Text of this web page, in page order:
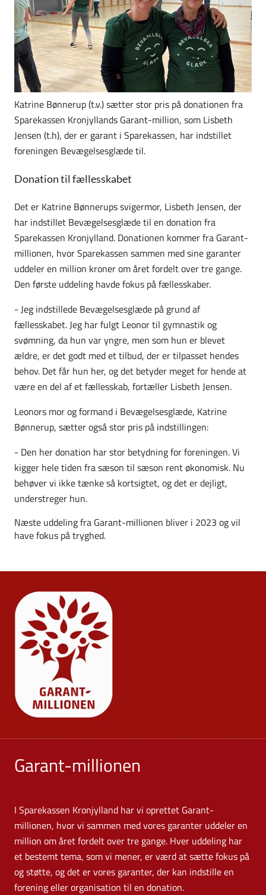
Katrine Bønnerup (t.v.) sætter stor pris på donationen fra
Sparekassen Kronjyllands Garant-million, som Lisbeth
Jensen (t.h), der er garant i Sparekassen, har indstillet
foreningen Bevægelsesglæde til.
Donation til fællesskabet
Det er Katrine Bønnerups svigermor, Lisbeth Jensen, der
har indstillet Bevægelsesglæde til en donation fra
Sparekassen Kronjylland. Donationen kommer fra Garant-
millionen, hvor Sparekassen sammen med sine garanter
uddeler en million kroner om året fordelt over tre gange.
Den første uddeling havde fokus på fællesskaber.
- Jeg indstillede Bevægelsesglæde på grund af
fællesskabet. Jeg har fulgt Leonor til gymnastik og
svømning, da hun var yngre, men som hun er blevet
ældre, er det godt med et tilbud, der er tilpasset hendes
behov. Det får hun her, og det betyder meget for hende at
være en del af et fællesskab, fortæller Lisbeth Jensen.
Leonors mor og formand i Bevægelsesglæde, Katrine
Bønnerup, sætter også stor pris på indstillingen:
- Den her donation har stor betydning for foreningen. Vi
kigger hele tiden fra sæson til sæson rent økonomisk. Nu
behøver vi ikke tænke så kortsigtet, og det er dejligt,
understreger hun.
Næste uddeling fra Garant-millionen bliver i 2023 og vil
have fokus på tryghed.
Garant-millionen
I Sparekassen Kronjylland har vi oprettet Garant-
millionen, hvor vi sammen med vores garanter uddeler en
million om året fordelt over tre gange. Hver uddeling har
et bestemt tema, som vi mener, er værd at sætte fokus på
og støtte, og det er vores garanter, der kan indstille en
forening eller organisation til en donation.